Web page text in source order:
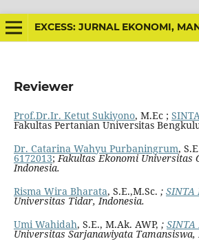
Reviewer
Prof.Dr.Ir. Ketut Sukiyono, M.Ec ;
Fakultas Pertanian Universitas
Dr. Catarina Wahyu Purbaningrum,
6172013;Fakultas Ekonomi Universitas
Indonesia.
Risma Wira Bharata, S.E.,M.Sc. ; SINTA
Universitas Tidar, Indonesia.
Umi Wahidah, S.E., M.Ak. AWP, ; SINTA
Universitas Sarjanawiyata Tamansiswa,